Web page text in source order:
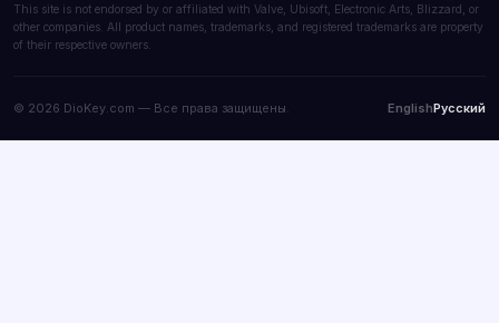
This site is not endorsed by or affiliated with Valve, Ubisoft, Electronic Arts, Blizzard, or
other companies. All product names, trademarks, and registered trademarks are property
of their respective owners.
© 2026 DioKey.com — Все права защищены. EnglishРусский